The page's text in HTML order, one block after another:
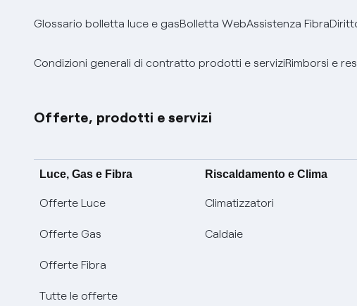
Glossario bolletta luce e gasBolletta WebAssistenza Fibra
Condizioni generali di contratto prodotti e serviziRimborsi e
Offerte, prodotti e servizi
Luce, Gas e Fibra
Offerte Luce
Offerte Gas
Offerte Fibra
Tutte le offerte
Riscaldamento e Clima
Climatizzatori
Caldaie